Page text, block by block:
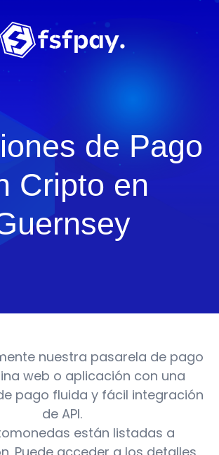
de Pago
Cripto en
nuestra pasarela de pago
web o aplicación con una
pago fluida y fácil integración
de API.
están listadas a